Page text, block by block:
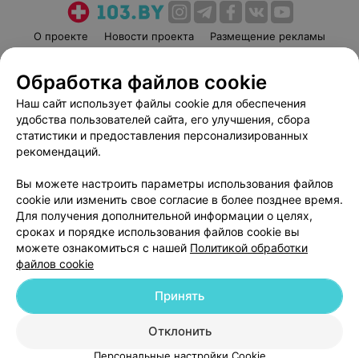
О проекте Новости проекта
Размещение рекламы
Пользовательское соглашение
Способы оплаты
Вакансии
Партнеры
Написать руководителю 103.by
Обработка персональных данных
© 2026 ООО «Артокс Лаб», УНП 191700409
| 220012, Республика Беларусь,
Служба поддержки +375 291212755
Обработка файлов cookie
Наш сайт использует файлы cookie для обеспечения
удобства пользователей сайта, его улучшения, сбора
статистики и предоставления персонализированных
рекомендаций.
Вы можете настроить параметры использования файлов
cookie или изменить свое согласие в более позднее время.
Для получения дополнительной информации о целях,
сроках и порядке использования файлов cookie вы
можете ознакомиться с нашей Политикой обработки
файлов cookie
Отклонить
Принять